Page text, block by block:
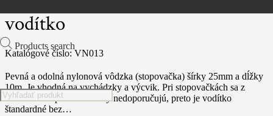
Products search
vodítko
Katalógové číslo: VN013
Pevná a odolná nylonová vôdzka (stopovačka) šírky 25mm a dĺžky
10m. Je vhodná na vychádzky a výcvik. Pri stopovačkách sa z
dôvodov bezpečnosti rúčky nedoporučujú, preto je vodítko
štandardné bez…